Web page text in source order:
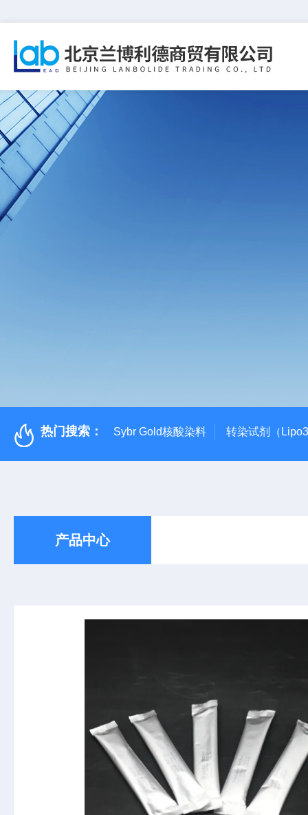
热门搜索： Sybr Gold核酸染料 转染试剂（
产品中心